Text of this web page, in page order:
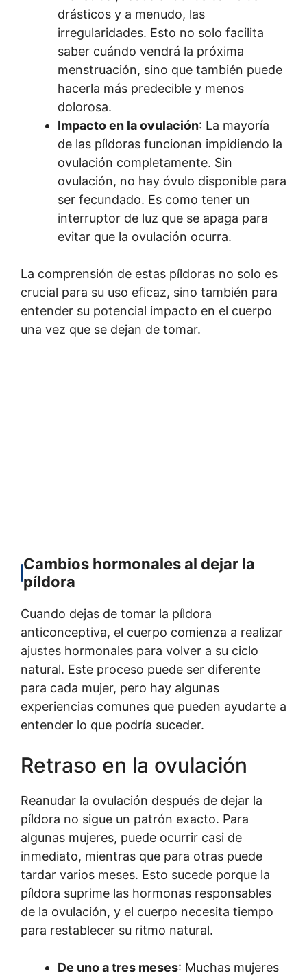
drásticos y a menudo, las
irregularidades. Esto no solo facilita
saber cuándo vendrá la próxima
menstruación, sino que también puede
hacerla más predecible y menos
dolorosa.
Impacto en la ovulación: La mayoría
de las píldoras funcionan impidiendo la
ovulación completamente. Sin
ovulación, no hay óvulo disponible para
ser fecundado. Es como tener un
interruptor de luz que se apaga para
evitar que la ovulación ocurra.
La comprensión de estas píldoras no solo es
crucial para su uso eficaz, sino también para
entender su potencial impacto en el cuerpo
una vez que se dejan de tomar.
Cambios hormonales al dejar la
píldora
Cuando dejas de tomar la píldora
anticonceptiva, el cuerpo comienza a realizar
ajustes hormonales para volver a su ciclo
natural. Este proceso puede ser diferente
para cada mujer, pero hay algunas
experiencias comunes que pueden ayudarte a
entender lo que podría suceder.
Retraso en la ovulación
Reanudar la ovulación después de dejar la
píldora no sigue un patrón exacto. Para
algunas mujeres, puede ocurrir casi de
inmediato, mientras que para otras puede
tardar varios meses. Esto sucede porque la
píldora suprime las hormonas responsables
de la ovulación, y el cuerpo necesita tiempo
para restablecer su ritmo natural.
De uno a tres meses: Muchas mujeres